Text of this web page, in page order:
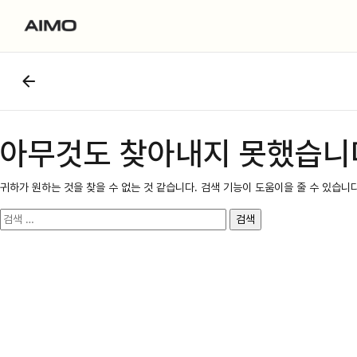
아무것도 찾아내지 못했습
귀하가 원하는 것을 찾을 수 없는 것 같습니다. 검색 기능이 도움이을 줄 수 있습니
검
색: